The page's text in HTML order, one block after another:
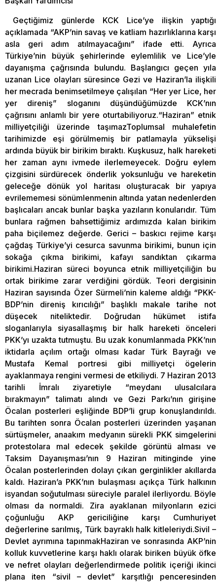
Geçtiğimiz günlerde KCK Lice’ye ilişkin yaptığı
açıklamada “AKP’nin savaş ve katliam hazırlıklarına karşı
asla geri adım atılmayacağını” ifade etti. Ayrıca
Türkiye’nin büyük şehirlerinde eylemlilik ve Lice’yle
dayanışma çağrısında bulundu. Başlangıcı geçen yıla
uzanan Lice olayları süresince Gezi ve Haziran’la ilişkili
her mecrada benimsetilmeye çalışılan “Her yer Lice, her
yer direniş” sloganını düşündüğümüzde KCK’nın
çağrısını anlamlı bir yere oturtabiliyoruz.“Haziran” etnik
milliyetçiliği üzerinde taşımazToplumsal muhalefetin
tarihimizde eşi görülmemiş bir patlamayla yükselişi
ardında büyük bir birikim bıraktı. Kuşkusuz, halk hareketi
her zaman aynı ivmede ilerlemeyecek. Doğru eylem
çizgisini sürdürecek önderlik yoksunluğu ve hareketin
geleceğe dönük yol haritası oluşturacak bir yapıya
evrilememesi sönümlenmenin altında yatan nedenlerden
başlıcaları ancak bunlar başka yazıların konularıdır. Tüm
bunlara rağmen bahsettiğimiz ardımızda kalan birikim
paha biçilemez değerde. Gerici – baskıcı rejime karşı
çağdaş Türkiye’yi cesurca savunma birikimi, bunun için
sokağa çıkma birikimi, kafayı sandıktan çıkarma
birikimi.Haziran süreci boyunca etnik milliyetçiliğin bu
ortak birikime zarar verdiğini gördük. Teori dergisinin
Haziran sayısında Özer Sürmeli’nin kaleme aldığı “PKK-
BDP’nin direniş kırıcılığı” başlıklı makale tarihe not
düşecek niteliktedir. Doğrudan hükümet istifa
sloganlarıyla siyasallaşmış bir halk hareketi önceleri
PKK’yı uzakta tutmuştu. Bu uzak konumlanmada PKK’nın
iktidarla açılım ortağı olması kadar Türk Bayrağı ve
Mustafa Kemal portresi gibi milliyetçi ögelerin
ayaklanmaya rengini vermesi de etkiliydi. 7 Haziran 2013
tarihli İmralı ziyaretiyle “meydanı ulusalcılara
bırakmayın” talimatı alındı ve Gezi Parkı’nın girişine
Öcalan posterleri eşliğinde BDP’li grup konuşlandırıldı.
Bu tarihten sonra Öcalan posterleri üzerinden yaşanan
sürtüşmeler, anaakım medyanın sürekli PKK simgelerini
protestolara mal edecek şekilde görüntü alması ve
Taksim Dayanışması’nın 9 Haziran mitinginde yine
Öcalan posterlerinden dolayı çıkan gerginlikler akıllarda
kaldı. Haziran’a PKK’nın bulaşması açıkça Türk halkının
isyandan soğutulması süreciyle paralel ilerliyordu. Böyle
olması da normaldi. Zira ayaklanan milyonların ezici
çoğunluğu AKP gericiliğine karşı Cumhuriyet
değerlerine sarılmış, Türk bayraklı halk kitleleriydi.Sivil –
Devlet ayrımına tapınmakHaziran ve sonrasında AKP’nin
kolluk kuvvetlerine karşı haklı olarak biriken büyük öfke
ve nefret olayları değerlendirmede politik içeriği ikinci
plana iten “sivil – devlet” karşıtlığı penceresinden